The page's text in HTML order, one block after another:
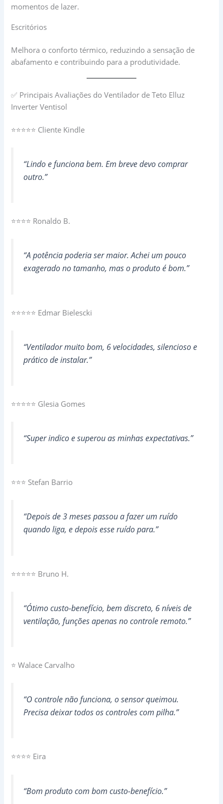
momentos de lazer.
Escritórios
Melhora o conforto térmico, reduzindo a sensação de
abafamento e contribuindo para a produtividade.
✅ Principais Avaliações do Ventilador de Teto Elluz
Inverter Ventisol
⭐⭐⭐⭐⭐ Cliente Kindle
“Lindo e funciona bem. Em breve devo comprar
outro.”
⭐⭐⭐⭐ Ronaldo B.
“A potência poderia ser maior. Achei um pouco
exagerado no tamanho, mas o produto é bom.”
⭐⭐⭐⭐⭐ Edmar Bielescki
“Ventilador muito bom, 6 velocidades, silencioso e
prático de instalar.”
⭐⭐⭐⭐⭐ Glesia Gomes
“Super indico e superou as minhas expectativas.”
⭐⭐⭐ Stefan Barrio
“Depois de 3 meses passou a fazer um ruído
quando liga, e depois esse ruído para.”
⭐⭐⭐⭐⭐ Bruno H.
“Ótimo custo-benefício, bem discreto, 6 níveis de
ventilação, funções apenas no controle remoto.”
⭐ Walace Carvalho
“O controle não funciona, o sensor queimou.
Precisa deixar todos os controles com pilha.”
⭐⭐⭐⭐ Eira
“Bom produto com bom custo-benefício.”